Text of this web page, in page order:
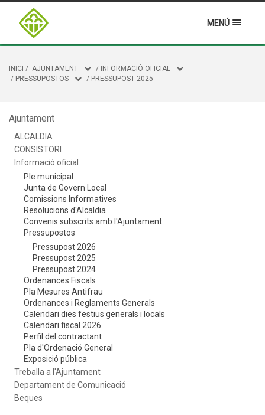
MENÚ
INICI / AJUNTAMENT / INFORMACIÓ OFICIAL
/ PRESSUPOSTOS / PRESSUPOST 2025
Ajuntament
ALCALDIA
CONSISTORI
Informació oficial
Ple municipal
Junta de Govern Local
Comissions Informatives
Resolucions d'Alcaldia
Convenis subscrits amb l'Ajuntament
Pressupostos
Pressupost 2026
Pressupost 2025
Pressupost 2024
Ordenances Fiscals
Pla Mesures Antifrau
Ordenances i Reglaments Generals
Calendari dies festius generals i locals
Calendari fiscal 2026
Perfil del contractant
Pla d'Ordenació General
Exposició pública
Treballa a l'Ajuntament
Departament de Comunicació
Beques